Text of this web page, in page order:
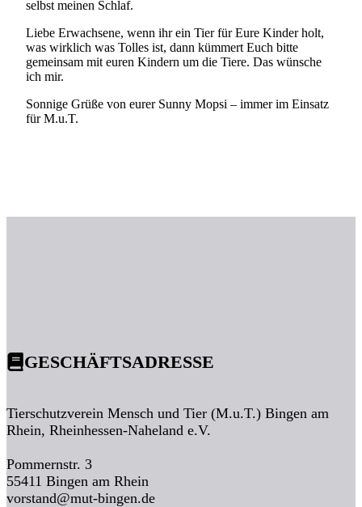
selbst meinen Schlaf.
Liebe Erwachsene, wenn ihr ein Tier für Eure Kinder holt,
was wirklich was Tolles ist, dann kümmert Euch bitte
gemeinsam mit euren Kindern um die Tiere. Das wünsche
ich mir.
Sonnige Grüße von eurer Sunny Mopsi – immer im Einsatz
für M.u.T.
GESCHÄFTSADRESSE
Tierschutzverein Mensch und Tier (M.u.T.) Bingen am
Rhein, Rheinhessen-Naheland e.V.
Pommernstr. 3
55411 Bingen am Rhein
vorstand@mut-bingen.de